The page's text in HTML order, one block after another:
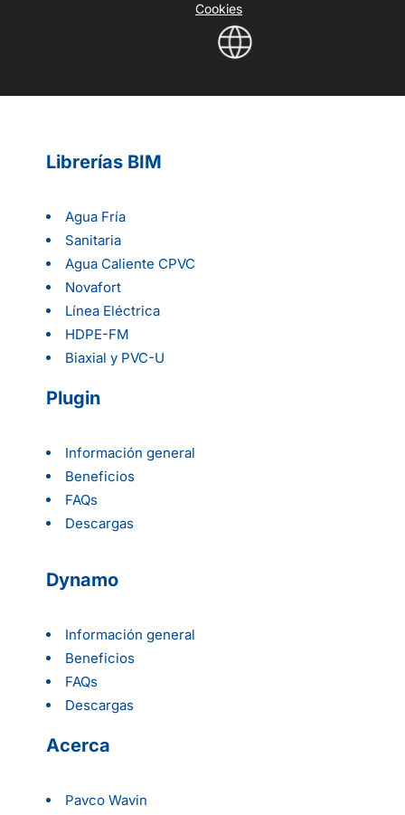
Cookies
Librerías BIM
Agua Fría
Sanitaria
Agua Caliente CPVC
Novafort
Línea Eléctrica
HDPE-FM
Biaxial y PVC-U
Plugin
Información general
Beneficios
FAQs
Descargas
Dynamo
Información general
Beneficios
FAQs
Descargas
Acerca
Pavco Wavin